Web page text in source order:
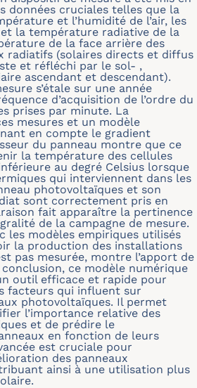
données cruciales telles que la
et l’humidité de l’air, les
la température radiative de la
de la face arrière des
radiatifs (solaires directs et diffus
et réfléchi par le sol- ,
ascendant et descendant).
s’étale sur une année
d’acquisition de l’ordre du
prises par minute. La
mesures et un modèle
en compte le gradient
du panneau montre que ce
la température des cellules
au degré Celsius lorsque
qui interviennent dans les
photovoltaïques et son
sont correctement pris en
fait apparaître la pertinence
de la campagne de mesure.
les modèles empiriques utilisés
la production des installations
pas mesurée, montre l’apport de
ce modèle numérique
outil efficace et rapide pour
facteurs qui influent sur
photovoltaïques. Il permet
l’importance relative des
et de prédire le
en fonction de leurs
est cruciale pour
des panneaux
ainsi à une utilisation plus